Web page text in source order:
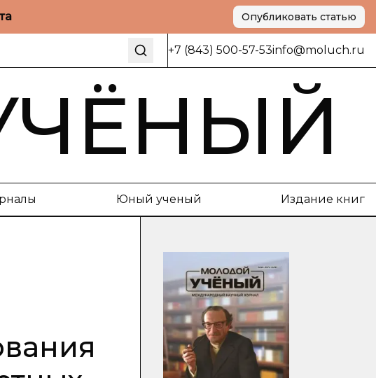
Опубликовать статью
+7 (843) 500-57-53info@moluch.ru
Юный ученый Издание книг